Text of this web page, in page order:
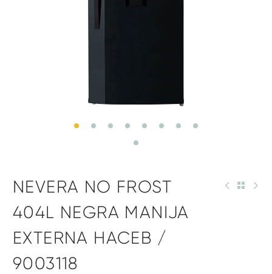
NEVERA NO FROST
404L NEGRA MANIJA
EXTERNA HACEB /
9003118